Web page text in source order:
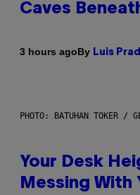
Caves
3 hours agoBy Luis
PHOTO: BATUHAN TOKER /
Your Desk
Messing With